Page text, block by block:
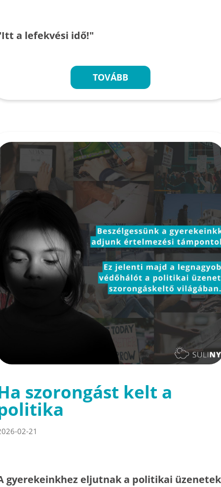
a lefekvési idő!"
TOVÁBB
szorongást kelt a
02-21
gyerekeinkhez eljutnak a politikai